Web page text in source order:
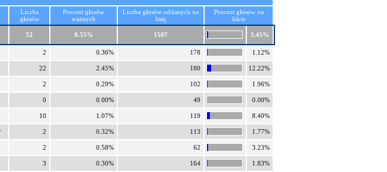
Liczba
głosów
Procent głosów
ważnych
Liczba głosów oddanych na
listę
Procent głosów na
liście
52 0.55% 1507 3.45%
2 0.36% 178 1.12%
22 2.45% 180 12.22%
2 0.29% 102 1.96%
0 0.00% 49 0.00%
10 1.07% 119 8.40%
2 0.32% 113 1.77%
2 0.58% 62 3.23%
3 0.30% 164 1.83%